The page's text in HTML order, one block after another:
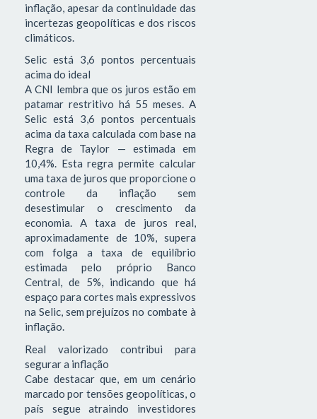
inflação, apesar da continuidade das
incertezas geopolíticas e dos riscos
climáticos.
Selic está 3,6 pontos percentuais
acima do ideal
A CNI lembra que os juros estão em
patamar restritivo há 55 meses. A
Selic está 3,6 pontos percentuais
acima da taxa calculada com base na
Regra de Taylor — estimada em
10,4%. Esta regra permite calcular
uma taxa de juros que proporcione o
controle da inflação sem
desestimular o crescimento da
economia. A taxa de juros real,
aproximadamente de 10%, supera
com folga a taxa de equilíbrio
estimada pelo próprio Banco
Central, de 5%, indicando que há
espaço para cortes mais expressivos
na Selic, sem prejuízos no combate à
inflação.
Real valorizado contribui para
segurar a inflação
Cabe destacar que, em um cenário
marcado por tensões geopolíticas, o
país segue atraindo investidores